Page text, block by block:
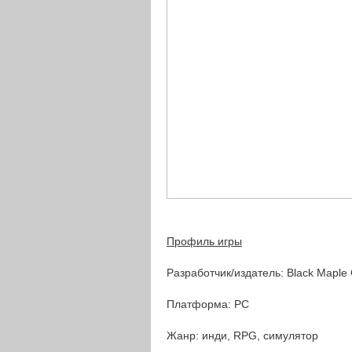
Профиль игры
Разработчик/издатель: Black Maple
Платформа: PC
Жанр: инди, RPG, cимулятор